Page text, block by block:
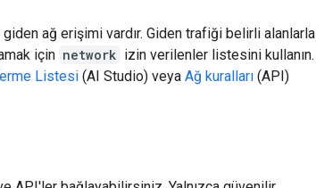
giden ağ erişimi vardır. Giden trafiği belirli alanlarla
için network izin verilenler listesini kullanın.
Listesi (AI Studio) veya Ağ kuralları (API)